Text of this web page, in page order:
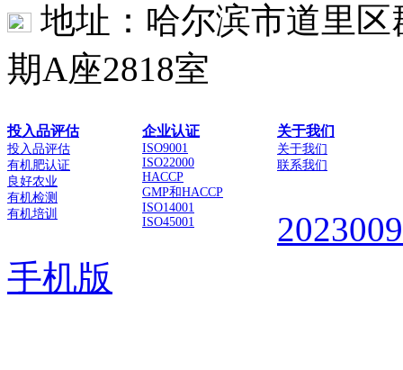
地址：哈尔滨市道里
期A座2818室
投入品评估
投入品评估
有机肥认证
良好农业
有机检测
有机培训
企业认证
ISO9001
ISO22000
HACCP
GMP和HACCP
ISO14001
ISO45001
关于我们
关于我们
联系我们
手机版